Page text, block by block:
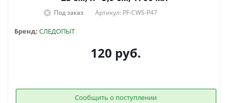
Под заказ Артикул: PF-CWS-P47
Бренд: СЛЕДОПЫТ
120 руб.
Сообщить о поступлении